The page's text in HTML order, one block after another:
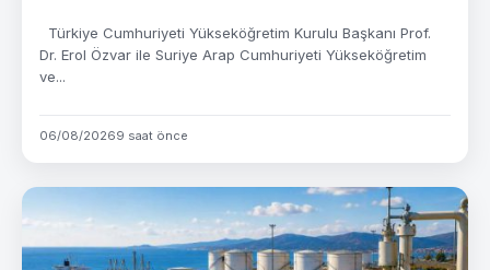
Türkiye Cumhuriyeti Yükseköğretim Kurulu Başkanı Prof.
Dr. Erol Özvar ile Suriye Arap Cumhuriyeti Yükseköğretim
ve...
06/08/20269 saat önce